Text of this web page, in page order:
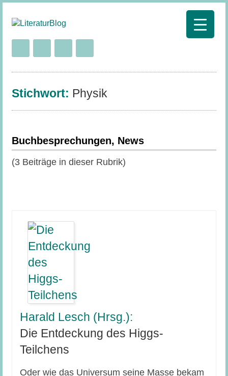
Stichwort: Physik
Buchbesprechungen, News
(3 Beiträge in dieser Rubrik)
Harald Lesch (Hrsg.):
Die Entdeckung des Higgs-
Teilchens
Oder wie das Universum seine Masse bekam